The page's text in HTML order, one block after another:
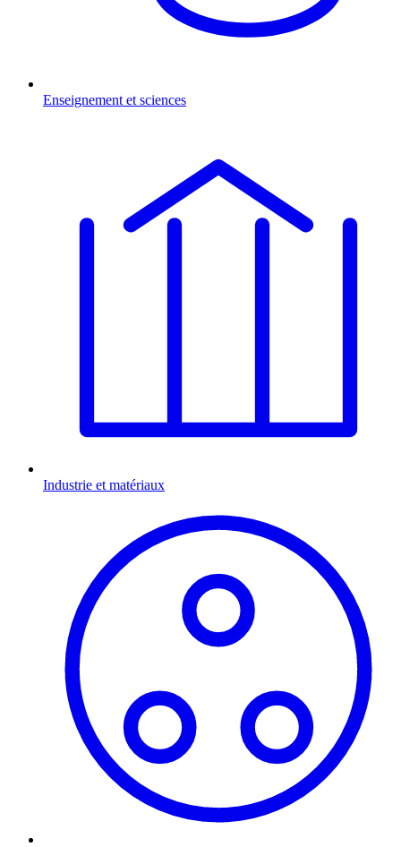
Enseignement et sciences
Industrie et matériaux